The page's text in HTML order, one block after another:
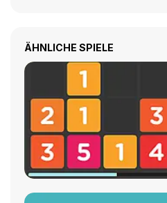
ÄHNLICHE SPIELE